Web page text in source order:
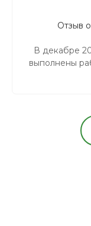
Отзыв
В декабре
выполнены